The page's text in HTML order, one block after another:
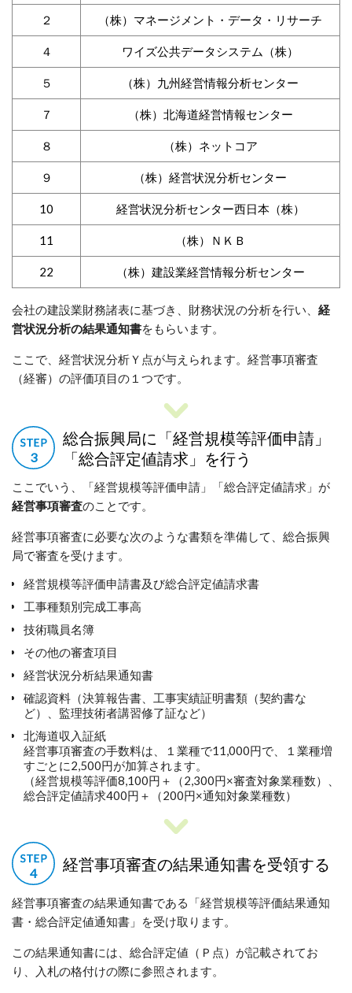
２ （株）マネージメント・データ・リサーチ
４ ワイズ公共データシステム（株）
５ （株）九州経営情報分析センター
７ （株）北海道経営情報センター
８ （株）ネットコア
９ （株）経営状況分析センター
10 経営状況分析センター西日本（株）
11 （株）ＮＫＢ
22 （株）建設業経営情報分析センター
会社の建設業財務諸表に基づき、財務状況の分析を行い、 経
営状況分析の結果通知書をもらいます。
ここで、経営状況分析Ｙ点が与えられます。経営事項審査
（経審）の評価項目の１つです。
総合振興局に「経営規模等評価申請」
「総合評定値請求」を行う
ここでいう、「経営規模等評価申請」「総合評定値請求」が
経営事項審査のことです。
経営事項審査に必要な次のような書類を準備して、総合振興
局で審査を受けます。
経営規模等評価申請書及び総合評定値請求書
工事種類別完成工事高
技術職員名簿
その他の審査項目
経営状況分析結果通知書
確認資料（決算報告書、工事実績証明書類（契約書な
ど）、監理技術者講習修了証など）
北海道収入証紙
経営事項審査の手数料は、１業種で11,000円で、１業種増
すごとに2,500円が加算されます。
（経営規模等評価8,100円＋（2,300円×審査対象業種数）、
総合評定値請求400円＋（200円×通知対象業種数）
経営事項審査の結果通知書を受領する
経営事項審査の結果通知書である「経営規模等評価結果通知
書・総合評定値通知書」を受け取ります。
この結果通知書には、総合評定値（Ｐ点）が記載されてお
り、入札の格付けの際に参照されます。